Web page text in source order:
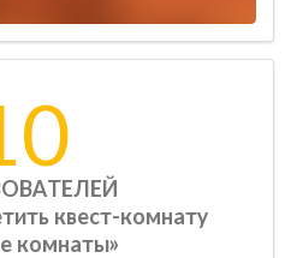
квест-комнату
комнаты»